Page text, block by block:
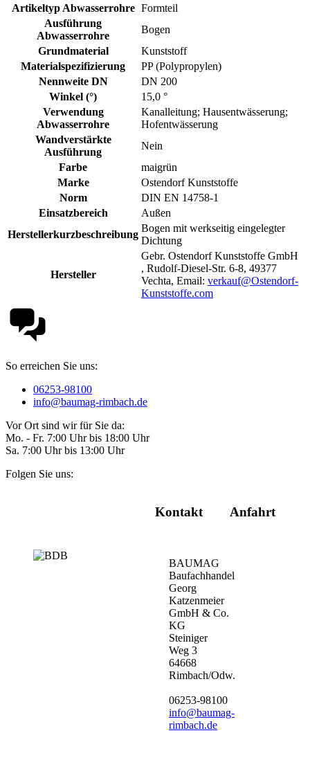
Artikeltyp Abwasserrohre Formteil
Ausführung
Abwasserrohre
Bogen
Grundmaterial
Kunststoff
Materialspezifizierung
PP (Polypropylen)
Nennweite DN
DN 200
Winkel (°)
15,0 °
Verwendung
Abwasserrohre
Kanalleitung; Hausentwässerung;
Hofentwässerung
Wandverstärkte
Ausführung
Nein
Farbe
maigrün
Marke
Ostendorf Kunststoffe
Norm
DIN EN 14758-1
Einsatzbereich
Außen
Herstellerkurzbeschreibung
Bogen mit werkseitig eingelegter
Dichtung
Hersteller
Gebr. Ostendorf Kunststoffe GmbH
, Rudolf-Diesel-Str. 6-8, 49377
Vechta, Email: verkauf@Ostendorf-
Kunststoffe.com
So erreichen Sie uns:
06253-98100
info@baumag-rimbach.de
Vor Ort sind wir für Sie da:
Mo. - Fr. 7:00 Uhr bis 18:00 Uhr
Sa. 7:00 Uhr bis 13:00 Uhr
Folgen Sie uns:
Kontakt
BAUMAG
Baufachhandel
Georg
Katzenmeier
GmbH & Co.
KG
Steiniger
Weg 3
64668
Rimbach/Odw.
06253-98100
info@baumag-
rimbach.de
Anfahrt